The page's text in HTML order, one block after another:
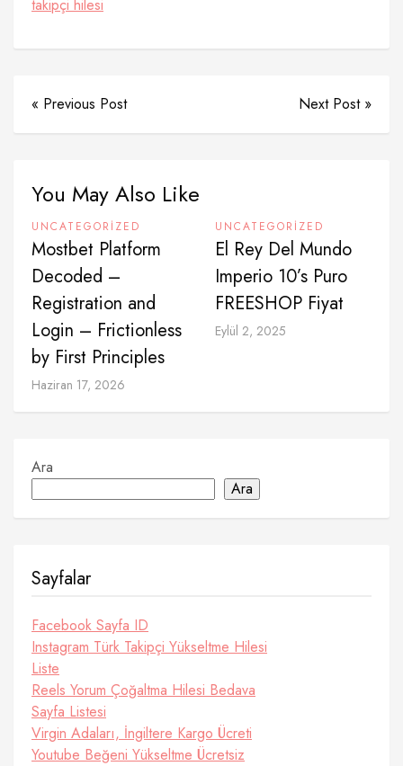
takipçi hilesi
« Previous Post Next Post »
You May Also Like
UNCATEGORIZED
Mostbet Platform
Decoded –
Registration and
Login – Frictionless
by First Principles
Haziran 17, 2026
UNCATEGORIZED
El Rey Del Mundo
Imperio 10’s Puro
FREESHOP Fiyat
Eylül 2, 2025
Ara
Ara
Sayfalar
Facebook Sayfa ID
Instagram Türk Takipçi Yükseltme Hilesi
Liste
Reels Yorum Çoğaltma Hilesi Bedava
Sayfa Listesi
Virgin Adaları, İngiltere Kargo Ücreti
Youtube Beğeni Yükseltme Ücretsiz